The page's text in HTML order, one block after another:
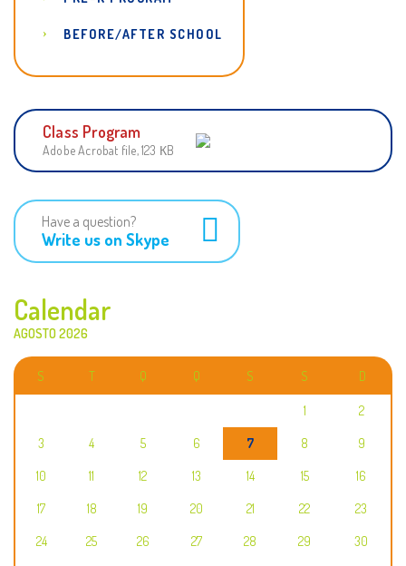
BEFORE/AFTER SCHOOL
Class Program
Adobe Acrobat file, 123 КB
Have a question?
Write us on Skype
Calendar
AGOSTO 2026
S T Q Q S S D
1 2
3 4 5 6 7 8 9
10 11 12 13 14 15 16
17 18 19 20 21 22 23
24 25 26 27 28 29 30